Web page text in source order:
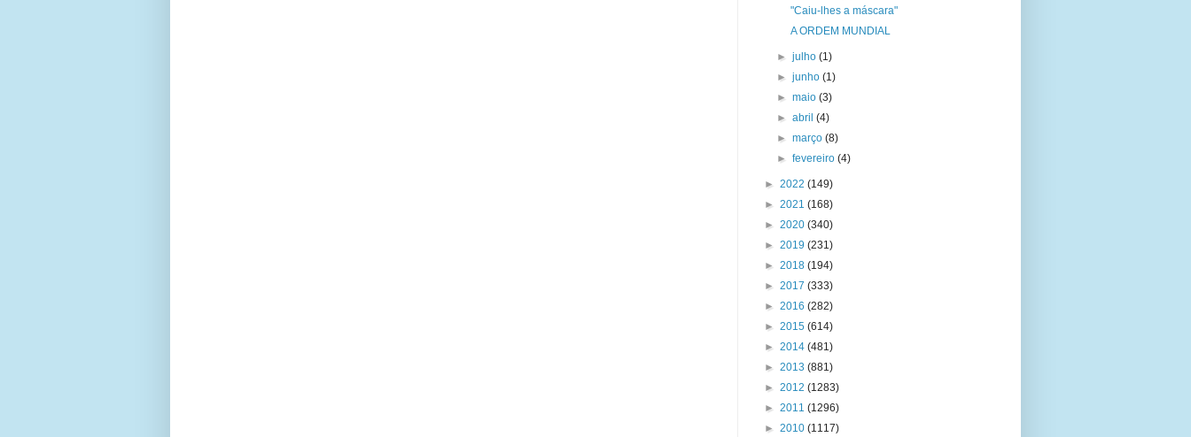
"Caiu-lhes a máscara"
A ORDEM MUNDIAL
►julho(1)
►junho(1)
►maio(3)
►abril(4)
►março(8)
►fevereiro(4)
► 2022 (149)
► 2021 (168)
► 2020 (340)
► 2019 (231)
► 2018 (194)
► 2017 (333)
► 2016 (282)
► 2015 (614)
► 2014 (481)
► 2013 (881)
► 2012 (1283)
► 2011 (1296)
► 2010 (1117)